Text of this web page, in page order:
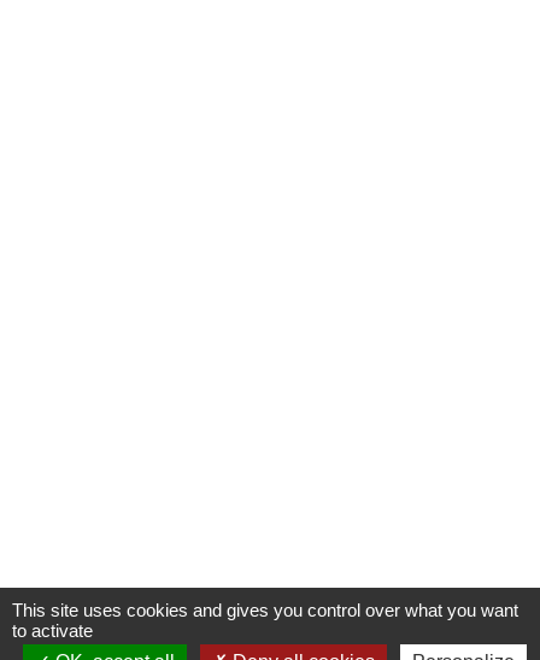
This site uses cookies and gives you control over what you want
to activate